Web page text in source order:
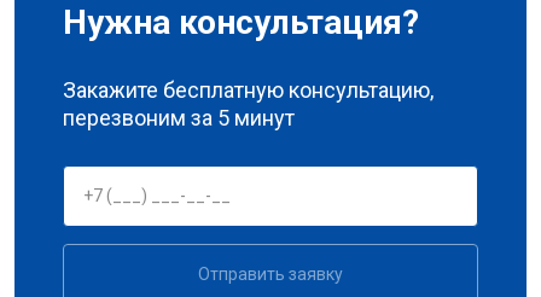
Нужна консультация?
Закажите бесплатную консультацию,
перезвоним за 5 минут
Отправить заявку